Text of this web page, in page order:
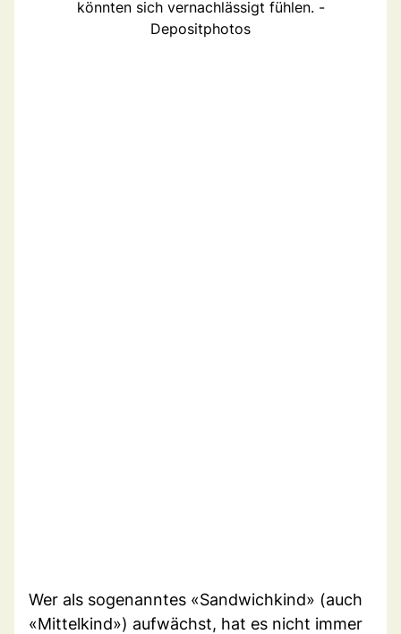
könnten sich vernachlässigt fühlen. -
Depositphotos
Wer als sogenanntes «Sandwichkind» (auch
«Mittelkind») aufwächst, hat es nicht immer